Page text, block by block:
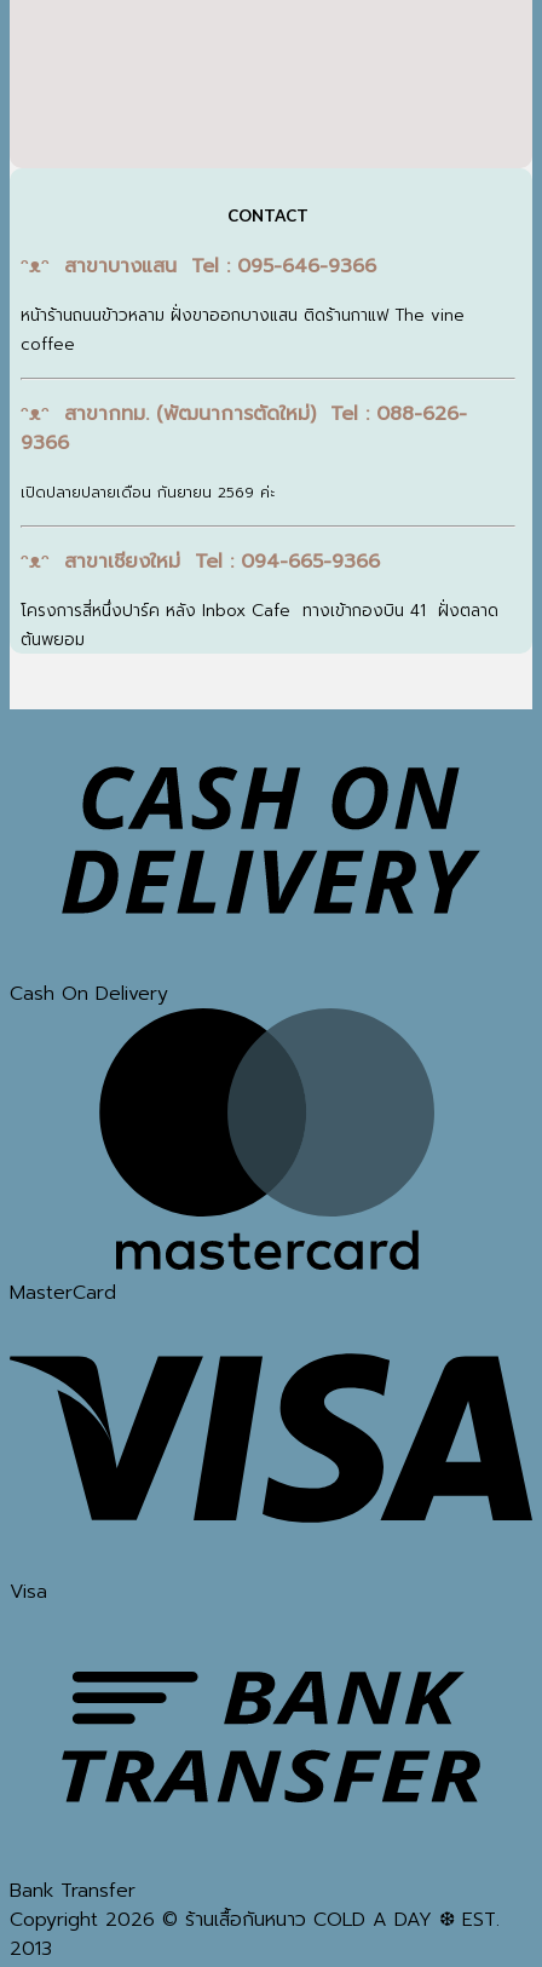
CONTACT
ᵔᴥᵔ สาขาบางแสน Tel : 095-646-9366
หน้าร้านถนนข้าวหลาม ฝั่งขาออกบางแสน ติดร้านกาแฟ The vine
coffee
ᵔᴥᵔ สาขากทม. (พัฒนาการตัดใหม่) Tel : 088-626-
9366
เปิดปลายปลายเดือน กันยายน 2569 ค่ะ
ᵔᴥᵔ สาขาเชียงใหม่ Tel : 094-665-9366
โครงการสี่หนึ่งปาร์ค หลัง Inbox Cafe ทางเข้ากองบิน 41 ฝั่งตลาด
ต้นพยอม
Cash On Delivery
MasterCard
Visa
Bank Transfer
Copyright 2026 © ร้านเสื้อกันหนาว COLD A DAY ❆ EST.
2013